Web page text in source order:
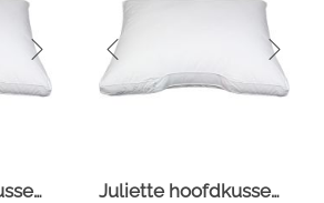
Juliette hoofdkussen Comfort-O-Bol Juliette hoofdkussen Fiberdaun